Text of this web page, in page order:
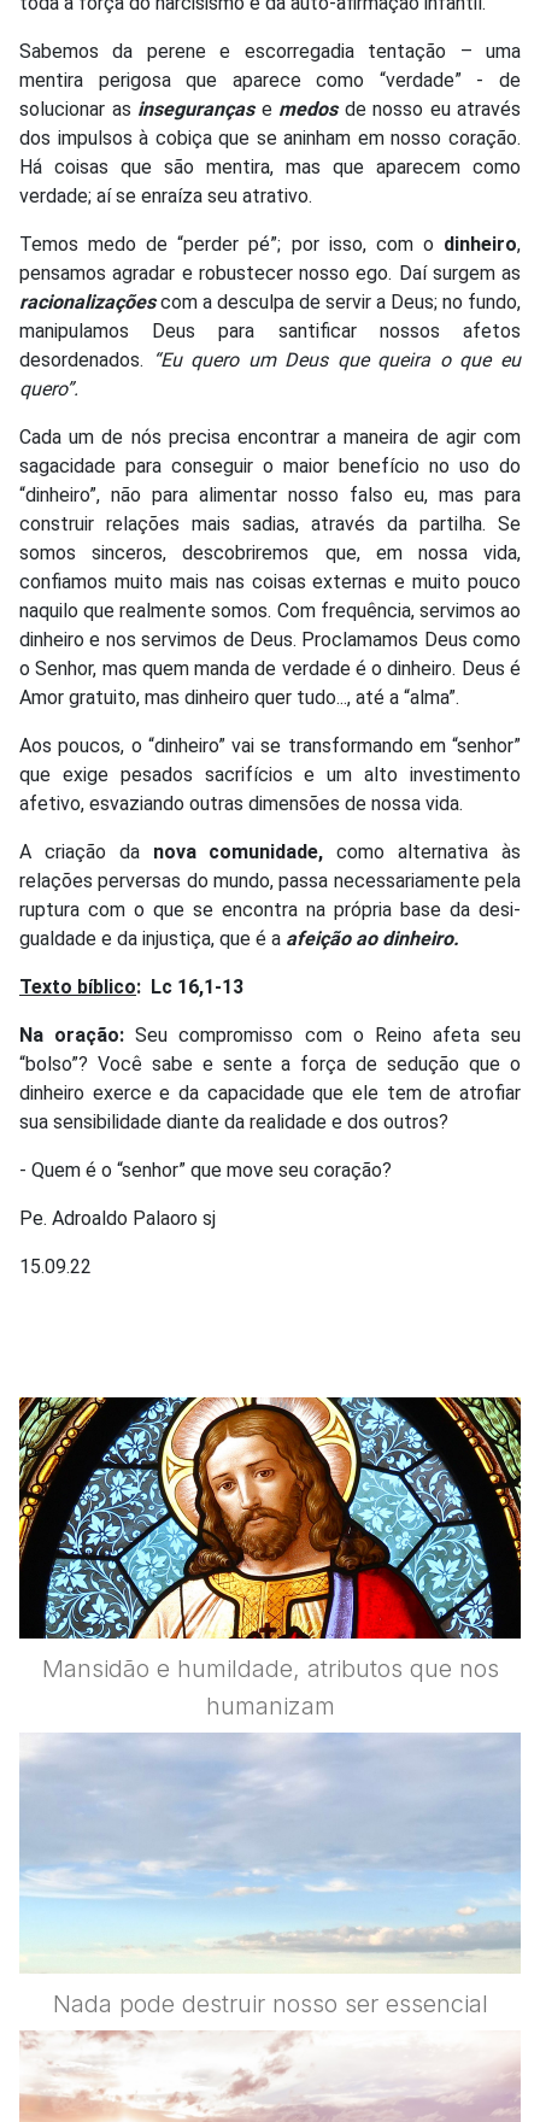
Sabemos da perene e escorregadia tentação – uma
mentira perigosa que aparece como “verdade” - de
solucionar as insegurançase medosde nosso eu através
dos impulsos à cobiça que se aninham em nosso coração.
Há coisas que são mentira, mas que aparecem como
verdade; aí se enraíza seu atrativo.
Temos medo de “perder pé”; por isso, com o dinheiro,
pensamos agradar e robustecer nosso ego. Daí surgem as
racionalizaçõescom a desculpa de servir a Deus; no fundo,
manipulamos Deus para santificar nossos afetos
desordenados.
“Eu quero um Deus que queira o que eu
quero”.
Cada um de nós precisa encontrar a maneira de agir com
sagacidade para conseguir o maior benefício no uso do
“dinheiro”, não para alimentar nosso falso eu, mas para
construir relações mais sadias, através da partilha. Se
somos sinceros, descobriremos que, em nossa vida,
confiamos muito mais nas coisas externas e muito pouco
naquilo que realmente somos. Com frequência, servimos ao
dinheiro e nos servimos de Deus. Proclamamos Deus como
o Senhor, mas quem manda de verdade é o dinheiro. Deus é
Amor gratuito, mas dinheiro quer tudo..., até a “alma”.
Aos poucos, o “dinheiro” vai se transformando em “senhor”
que exige pesados sacrifícios e um alto investimento
afetivo, esvaziando outras dimensões de nossa vida.
A criação da nova comunidade, como alternativa às
relações perversas do mundo, passa necessariamente pela
ruptura com o que se encontra na própria base da desi-
gualdade e da injustiça, que é a afeição ao dinheiro.
Texto bíblico: Lc 16,1-13
Na oração:Seu compromisso com o Reino afeta seu
“bolso”? Você sabe e sente a força de sedução que o
dinheiro exerce e da capacidade que ele tem de atrofiar
sua sensibilidade diante da realidade e dos outros?
- Quem é o “senhor” que move seu coração?
Pe. Adroaldo Palaoro sj
15.09.22
Mansidão e humildade, atributos que nos
humanizam
Nada pode destruir nosso ser essencial